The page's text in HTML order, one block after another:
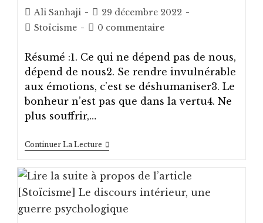
Auteur/autrice
de
Ali Sanhaji
Post
published:
29 décembre 2022
PostStoïcisme
Post0 commentaire
Résumé :1. Ce qui ne dépend pas de nous,
dépend de nous2. Se rendre invulnérable
aux émotions, c’est se déshumaniser3. Le
bonheur n’est pas que dans la vertu4. Ne
plus souffrir,…
Continuer La Lecture Après
8
De
Stoïcisme